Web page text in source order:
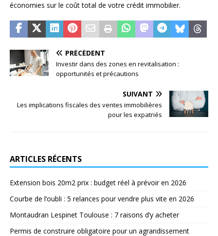
économies sur le coût total de votre crédit immobilier.
PRÉCÉDENT
Investir dans des zones en revitalisation :
opportunités et précautions
SUIVANT
Les implications fiscales des ventes immobilières
pour les expatriés
ARTICLES RÉCENTS
Extension bois 20m2 prix : budget réel à prévoir en 2026
Courbe de l’oubli : 5 relances pour vendre plus vite en 2026
Montaudran Lespinet Toulouse : 7 raisons d’y acheter
Permis de construire obligatoire pour un agrandissement